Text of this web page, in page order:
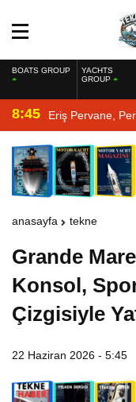
BOATS GROUP
YACHTS
GROUP
8:45 Eriş Pervane,
Uzmanlığıyla
anasayfa tekne
Grande
Konsol,
Çizgisiyle
22 Haziran 2026 - 5:45